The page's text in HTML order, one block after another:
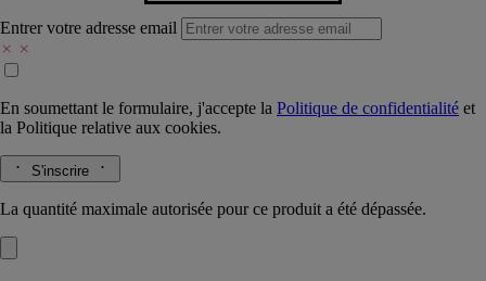
Entrer votre adresse email
En soumettant le formulaire, j'accepte la Politique de confidentialité et
la Politique relative aux cookies.
S'inscrire
La quantité maximale autorisée pour ce produit a été dépassée.